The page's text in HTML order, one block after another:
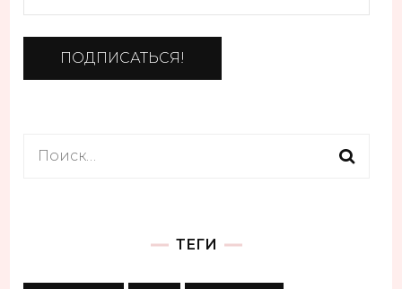
Найти:
ТЕГИ